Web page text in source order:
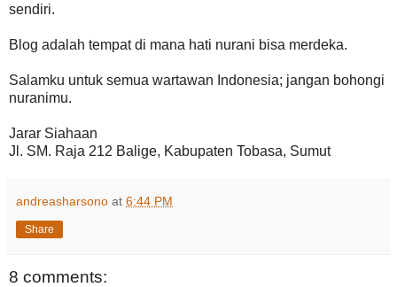
sendiri.
Blog adalah tempat di mana hati nurani bisa merdeka.
Salamku untuk semua wartawan Indonesia; jangan bohongi
nuranimu.
Jarar Siahaan
Jl. SM. Raja 212 Balige, Kabupaten Tobasa, Sumut
andreasharsono at 6:44 PM
Share
8 comments: